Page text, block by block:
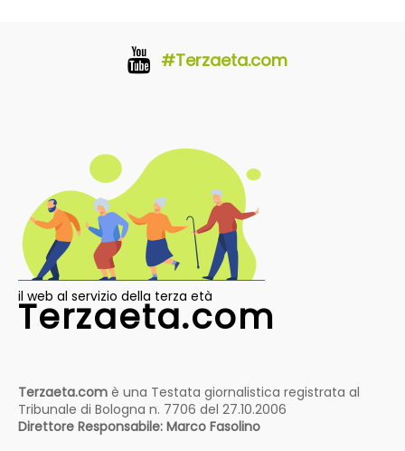
#Terzaeta.com
il web al servizio della terza età
Terzaeta.com
Terzaeta.com è una Testata giornalistica registrata al
Tribunale di Bologna n. 7706 del 27.10.2006
Direttore Responsabile: Marco Fasolino